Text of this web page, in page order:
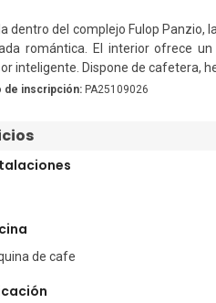
dentro del complejo Fulop Panzio,
romántica. El interior ofrece
inteligente. Dispone de cafetera,
exterior, los huéspedes pueden
el establecimiento ofrece una
Entre los servicios adicionales
de lavandería disponible con un
cuenta con una cama doble,
de baño
de inscripción:PA25109026
de cafe